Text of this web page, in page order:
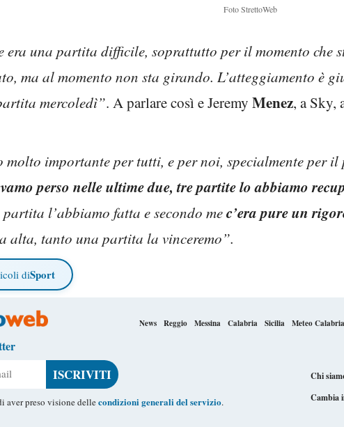
Foto StrettoWeb
era una partita difficile, soprattutto per il momento che
ma al momento non sta girando. L’atteggiamento è
mercoledì”. A parlare così e Jeremy Menez, a Sky,
molto importante per tutti, e per noi, specialmente per
perso nelle ultime due, tre partite lo abbiamo
l’abbiamo fatta e secondo mec’era pure un
alta, tanto una partita la vinceremo”.
diSport
News Reggio Messina Calabria Sicilia Meteo
preso visione dellecondizioni generali del servizio.
Chi
Cambia